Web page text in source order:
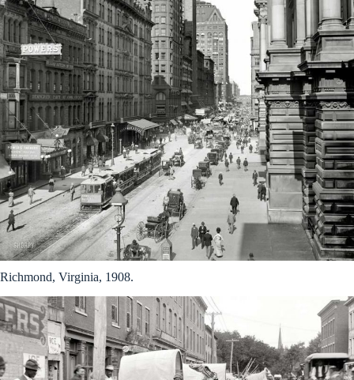
Richmond, Virginia, 1908.